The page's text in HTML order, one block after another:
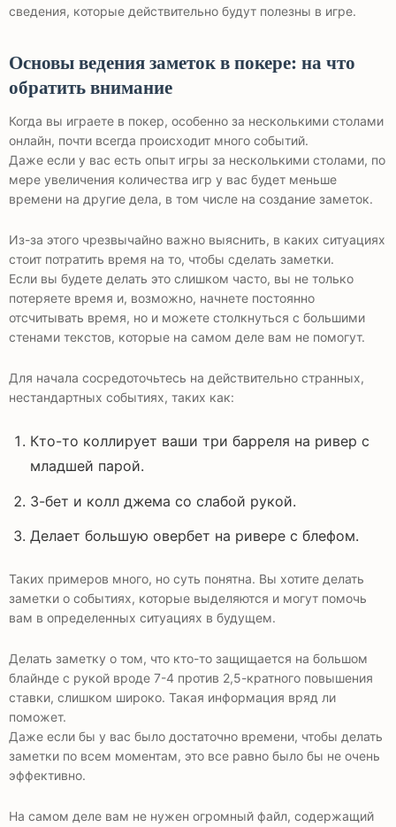
сведения, которые действительно будут полезны в игре.
Основы ведения заметок в покере: на что
обратить внимание
Когда вы играете в покер, особенно за несколькими столами
онлайн, почти всегда происходит много событий.
Даже если у вас есть опыт игры за несколькими столами, по
мере увеличения количества игр у вас будет меньше
времени на другие дела, в том числе на создание заметок.
Из-за этого чрезвычайно важно выяснить, в каких ситуациях
стоит потратить время на то, чтобы сделать заметки.
Если вы будете делать это слишком часто, вы не только
потеряете время и, возможно, начнете постоянно
отсчитывать время, но и можете столкнуться с большими
стенами текстов, которые на самом деле вам не помогут.
Для начала сосредоточьтесь на действительно странных,
нестандартных событиях, таких как:
Кто-то коллирует ваши три барреля на ривер с
младшей парой.
3-бет и колл джема со слабой рукой.
Делает большую овербет на ривере с блефом.
Таких примеров много, но суть понятна. Вы хотите делать
заметки о событиях, которые выделяются и могут помочь
вам в определенных ситуациях в будущем.
Делать заметку о том, что кто-то защищается на большом
блайнде с рукой вроде 7-4 против 2,5-кратного повышения
ставки, слишком широко. Такая информация вряд ли
поможет.
Даже если бы у вас было достаточно времени, чтобы делать
заметки по всем моментам, это все равно было бы не очень
эффективно.
На самом деле вам не нужен огромный файл, содержащий